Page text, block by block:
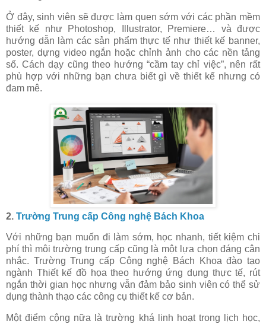
Ở đây, sinh viên sẽ được làm quen sớm với các phần mềm
thiết kế như Photoshop, Illustrator, Premiere… và được
hướng dẫn làm các sản phẩm thực tế như thiết kế banner,
poster, dựng video ngắn hoặc chỉnh ảnh cho các nền tảng
số. Cách dạy cũng theo hướng “cầm tay chỉ việc”, nên rất
phù hợp với những bạn chưa biết gì về thiết kế nhưng có
đam mê.
2. Trường Trung cấp Công nghệ Bách Khoa
Với những bạn muốn đi làm sớm, học nhanh, tiết kiệm chi
phí thì môi trường trung cấp cũng là một lựa chọn đáng cân
nhắc. Trường Trung cấp Công nghệ Bách Khoa đào tạo
ngành Thiết kế đồ họa theo hướng ứng dụng thực tế, rút
ngắn thời gian học nhưng vẫn đảm bảo sinh viên có thể sử
dụng thành thạo các công cụ thiết kế cơ bản.
Một điểm cộng nữa là trường khá linh hoạt trong lịch học,